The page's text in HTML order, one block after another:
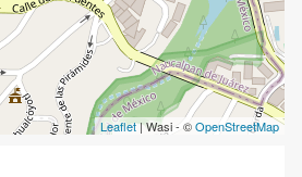
Leaflet| Wasi - ©OpenStreetMap